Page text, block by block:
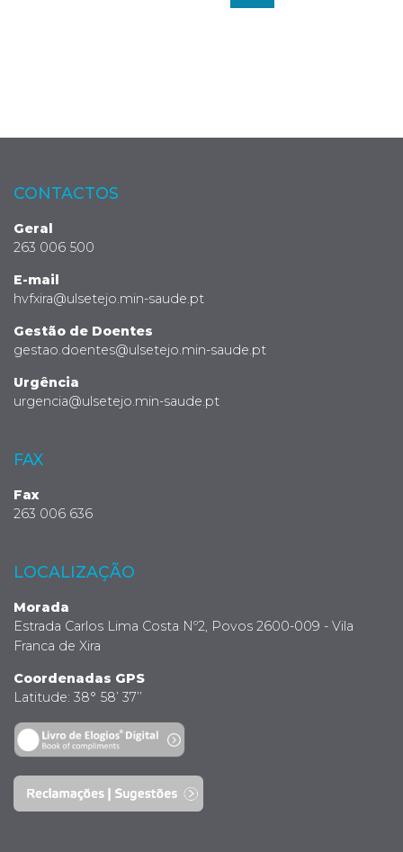
CONTACTOS
Geral
263 006 500
E-mail
hvfxira@ulsetejo.min-saude.pt
Gestão de Doentes
gestao.doentes@ulsetejo.min-saude.pt
Urgência
urgencia@ulsetejo.min-saude.pt
FAX
Fax
263 006 636
LOCALIZAÇÃO
Morada
Estrada Carlos Lima Costa Nº2, Povos 2600-009 - Vila
Franca de Xira
Coordenadas GPS
Latitude: 38° 58’ 37’’